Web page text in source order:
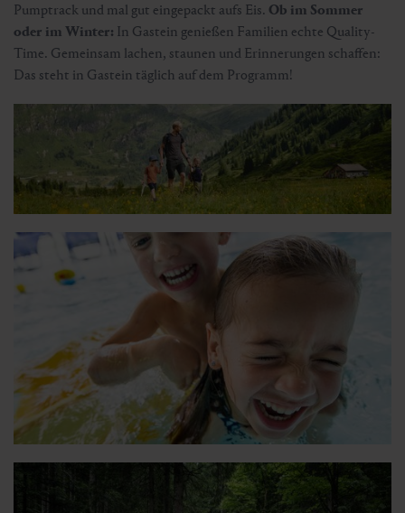
Pumptrack und mal gut eingepackt aufs Eis. Ob im Sommer
oder im Winter: In Gastein genießen Familien echte Quality-
Time. Gemeinsam lachen, staunen und Erinnerungen schaffen:
Das steht in Gastein täglich auf dem Programm!